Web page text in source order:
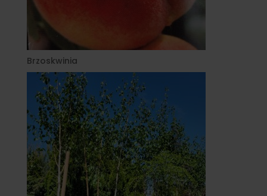
Brzoskwinia